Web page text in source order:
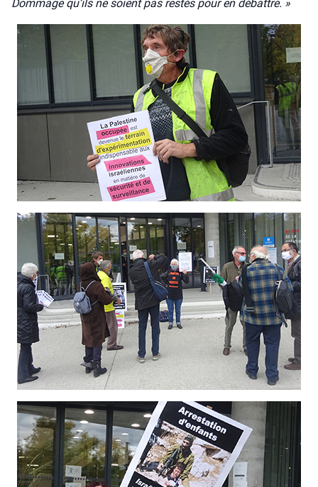
Dom­mage qu’ils ne soient pas res­tés pour en débattre. »